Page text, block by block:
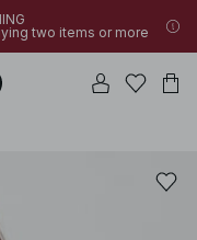
two items or more